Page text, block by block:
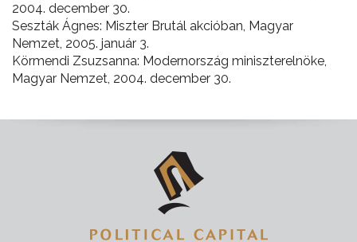
2004. december 30.
Seszták Ágnes: Miszter Brutál akcióban, Magyar
Nemzet, 2005. január 3.
Körmendi Zsuzsanna: Modernország miniszterelnöke,
Magyar Nemzet, 2004. december 30.